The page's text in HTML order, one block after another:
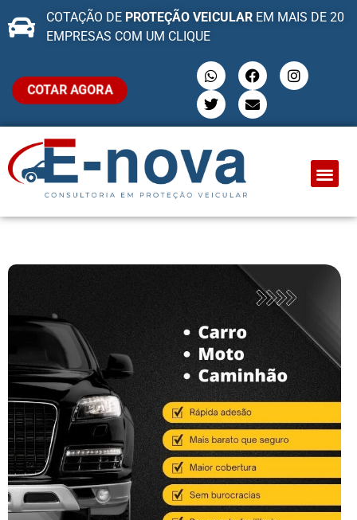
COTAÇÃO DE PROTEÇÃO VEICULAREM MAIS DE 20
EMPRESAS COM UM CLIQUE
COTAR AGORA